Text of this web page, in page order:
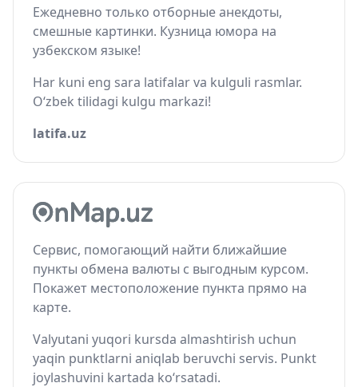
Ежедневно только отборные анекдоты,
смешные картинки. Кузница юмора на
узбекском языке!
Har kuni eng sara latifalar va kulguli rasmlar.
O‘zbek tilidagi kulgu markazi!
latifa.uz
Сервис, помогающий найти ближайшие
пункты обмена валюты с выгодным курсом.
Покажет местоположение пункта прямо на
карте.
Valyutani yuqori kursda almashtirish uchun
yaqin punktlarni aniqlab beruvchi servis. Punkt
joylashuvini kartada ko‘rsatadi.